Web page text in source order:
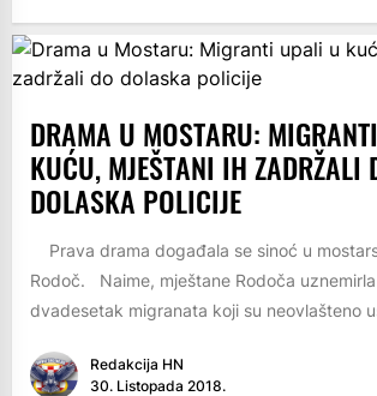
DRAMA U MOSTARU:
KUĆU, MJEŠTANI IH ZADRŽALI
DOLASKA POLICIJE
Prava drama događala se sinoć u
Rodoč. Naime, mještane Rodoča
dvadesetak migranata koji su neovlašteno
Redakcija HN
30. Listopada 2018.